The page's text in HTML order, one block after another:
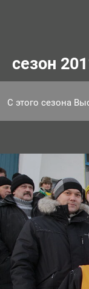
сезон
С этого сезона